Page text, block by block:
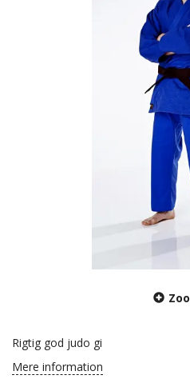
Rigtig god judo gi
Mere information